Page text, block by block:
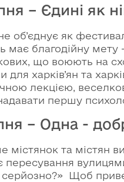
– Єдині як
об’єднує як
має благодійну мету
що воюють на
для харків’ян та
лекцією,
першу
– Одна -
містянок та містян
пересування
серйозно?» Щоб